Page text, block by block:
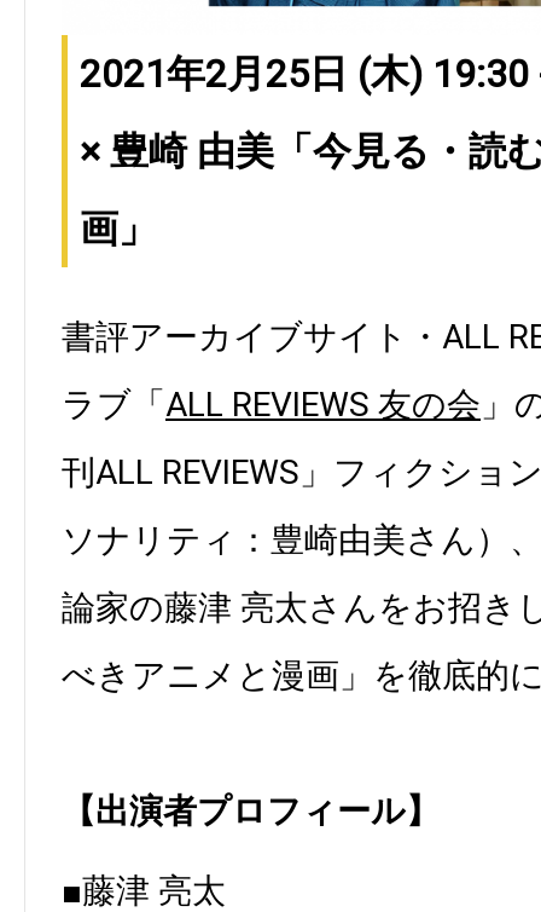
2021年2月25日 (木)
× 豊崎 由美「今見る・読
画」
書評アーカイブサイト・ALL
ラブ「ALL REVIEWS 友の会 」
刊ALL REVIEWS」フィクショ
ソナリティ：豊崎由美さん）
論家の藤津 亮太さんをお招き
べきアニメと漫画」を徹底的
【出演者プロフィール】
■藤津 亮太